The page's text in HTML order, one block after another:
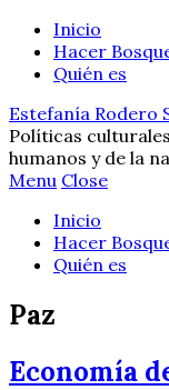
Inicio
Hacer
Quién es
Estefanía Rodero
Políticas
humanos y de la
Menu Close
Inicio
Hacer
Quién es
Paz
Economía